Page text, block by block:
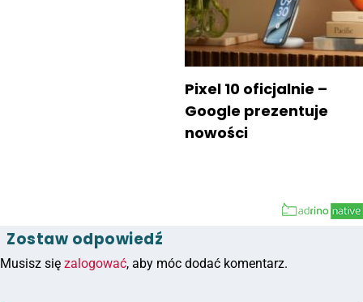
Pixel 10 oficjalnie –
Google prezentuje
nowości
Zostaw odpowiedź
Musisz się zalogować, aby móc dodać komentarz.